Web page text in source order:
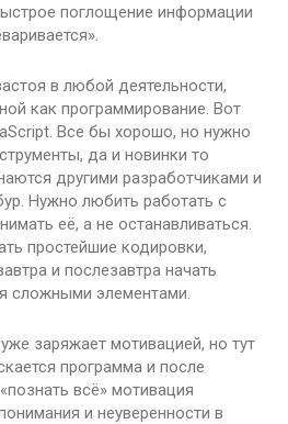
поглощение информации
в любой деятельности,
как программирование. Вот
Все бы хорошо, но нужно
да и новинки то
другими разработчиками и
Нужно любить работать с
её, а не останавливаться.
простейшие кодировки,
и послезавтра начать
сложными элементами.
заряжает мотивацией, но тут
программа и после
всё» мотивация
и неуверенности в